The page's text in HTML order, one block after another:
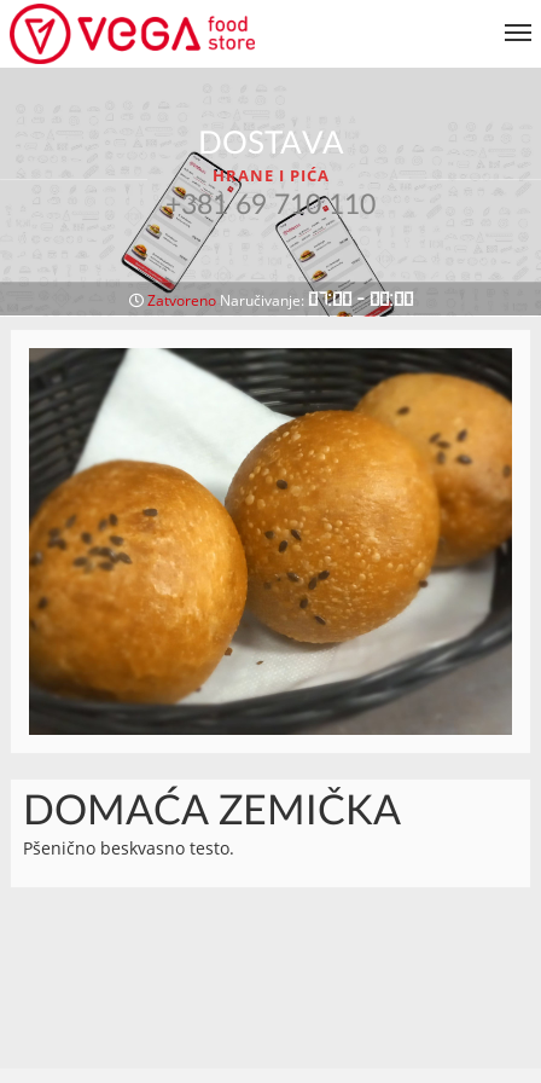
KORISNIČKI SERVISDOSTAVA
HRANE I PIĆA
+381 69 710 110
Zatvoreno Naručivanje: 07:00 - 00:00
VRATI SE NA JELOVNIK
DOMAĆA ZEMIČKA
Pšenično beskvasno testo.